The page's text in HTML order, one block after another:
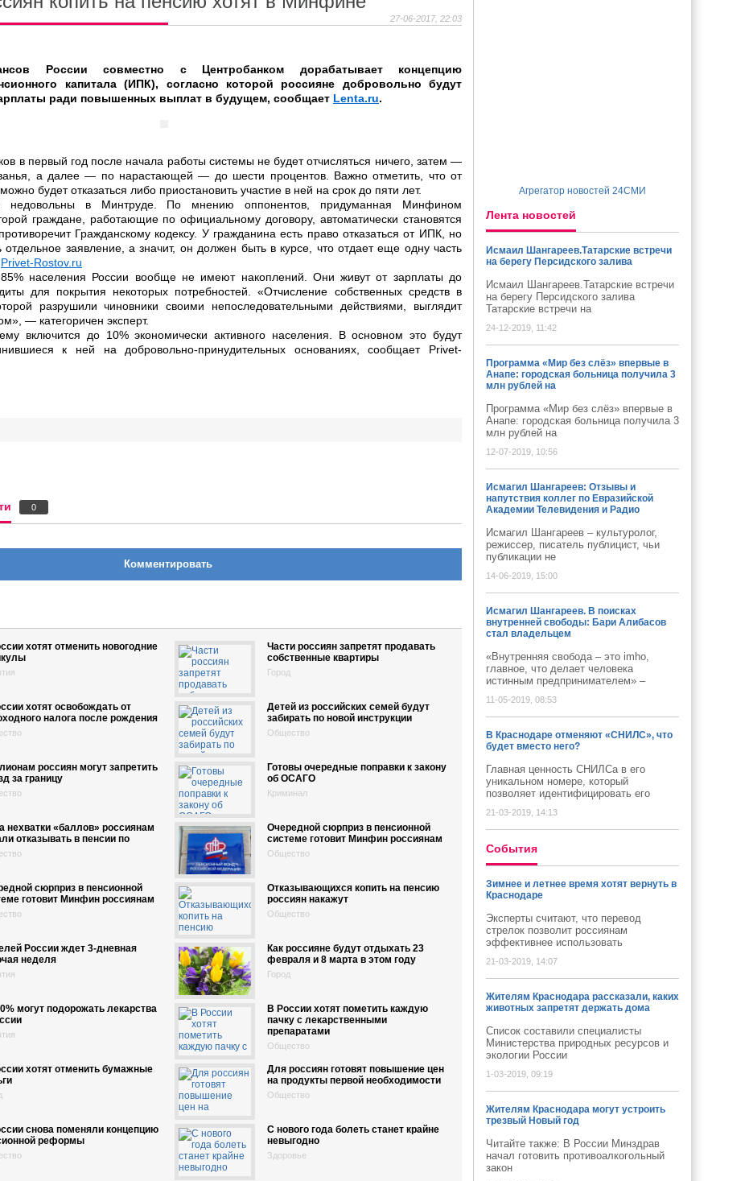
27-06-2017, 22:03
России совместно с Центробанком дорабатывает концепцию
капитала (ИПК), согласно которой россияне добровольно будут
ради повышенных выплат в будущем, сообщает Lenta.ru.
в первый год после начала работы системы не будет отчисляться ничего, затем —
а далее — по нарастающей — до шести процентов. Важно отметить, что от
будет отказаться либо приостановить участие в ней на срок до пяти лет.
в Минтруде. По мнению оппонентов, придуманная Минфином
граждане, работающие по официальному договору, автоматически становятся
Гражданскому кодексу. У гражданина есть право отказаться от ИПК, но
отдельное заявление, а значит, он должен быть в курсе, что отдает еще одну часть
Privet-Rostov.ru
населения России вообще не имеют накоплений. Они живут от зарплаты до
для покрытия некоторых потребностей. «Отчисление собственных средств в
разрушили чиновники своими непоследовательными действиями, выглядит
— категоричен эксперт.
включится до 10% экономически активного населения. В основном это будут
к ней на добровольно-принудительных основаниях, сообщает Privet-
0
Комментировать
хотят отменить новогодние
Части россиян запретят продавать
собственные квартиры
Город
хотят освобождать от
налога после рождения
Детей из российских семей будут
забирать по новой инструкции
Общество
россиян могут запретить
за границу
Готовы очередные поправки к закону
об ОСАГО
Криминал
нехватки «баллов» россиянам
отказывать в пенсии по
Очередной сюрприз в пенсионной
системе готовит Минфин россиянам
Общество
сюрприз в пенсионной
готовит Минфин россиянам
Отказывающихся копить на пенсию
россиян накажут
Общество
России ждет 3-дневная
неделя
Как россияне будут отдыхать 23
февраля и 8 марта в этом году
Город
могут подорожать лекарства
В России хотят пометить каждую
пачку с лекарственными
препаратами
Общество
хотят отменить бумажные
Для россиян готовят повышение цен
на продукты первой необходимости
Общество
снова поменяли концепцию
реформы
С нового года болеть станет крайне
невыгодно
Здоровье
Агрегатор новостей 24СМИ
Лента новостей
Исмаил Шангареев.Татарские встречи
на берегу Персидского залива
Исмаил Шангареев.Татарские встречи
на берегу Персидского залива
Татарские встречи на
24-12-2019, 11:42
Программа «Мир без слёз» впервые в
Анапе: городская больница получила 3
млн рублей на
Программа «Мир без слёз» впервые в
Анапе: городская больница получила 3
млн рублей на
12-07-2019, 10:56
Исмагил Шангареев: Отзывы и
напутствия коллег по Евразийской
Академии Телевидения и Радио
Исмагил Шангареев – культуролог,
режиссер, писатель публицист, чьи
публикации не
14-06-2019, 15:00
Исмагил Шангареев. В поисках
внутренней свободы: Бари Алибасов
стал владельцем
«Внутренняя свобода – это imho,
главное, что делает человека
истинным предпринимателем» –
11-05-2019, 08:53
В Краснодаре отменяют «СНИЛС», что
будет вместо него?
Главная ценность СНИЛСа в его
уникальном номере, который
позволяет идентифицировать его
21-03-2019, 14:13
Cобытия
Зимнее и летнее время хотят вернуть в
Краснодаре
Эксперты считают, что перевод
стрелок позволит россиянам
эффективнее использовать
21-03-2019, 14:07
Жителям Краснодара рассказали, каких
животных запретят держать дома
Список составили специалисты
Министерства природных ресурсов и
экологии России
1-03-2019, 09:19
Жителям Краснодара могут устроить
трезвый Новый год
Читайте также: В России Минздрав
начал готовить противоалкогольный
закон